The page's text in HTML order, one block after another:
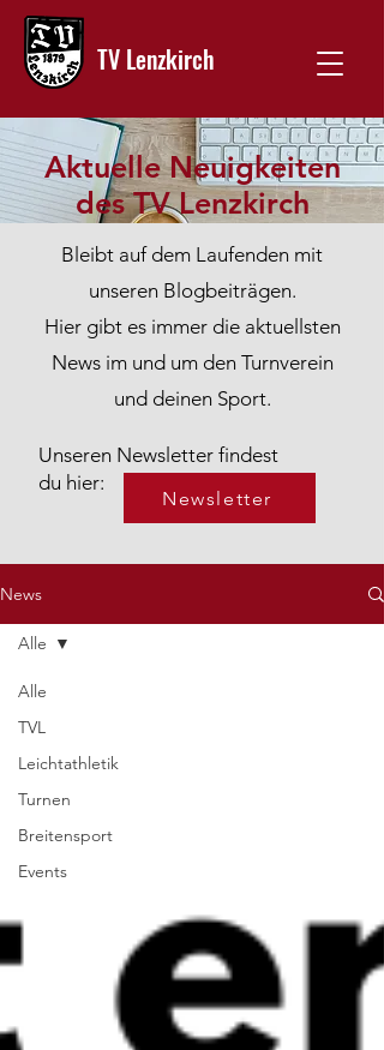
TV Lenzkirch
Aktuelle Neuigkeiten
des TV Lenzkirch
Bleibt auf dem Laufenden mit
unseren Blogbeiträgen.
Hier gibt es immer die aktuellsten
News im und um den Turnverein
und deinen Sport.
Newsletter
Unseren Newsletter findest
du hier:
News
Alle
TVL
Leichtathletik
Turnen
Breitensport
Events
Alle